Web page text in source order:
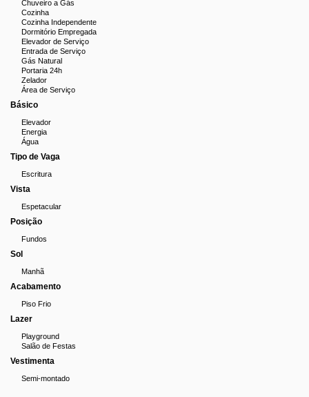
Chuveiro a Gás
Cozinha
Cozinha Independente
Dormitório Empregada
Elevador de Serviço
Entrada de Serviço
Gás Natural
Portaria 24h
Zelador
Área de Serviço
Básico
Elevador
Energia
Água
Tipo de Vaga
Escritura
Vista
Espetacular
Posição
Fundos
Sol
Manhã
Acabamento
Piso Frio
Lazer
Playground
Salão de Festas
Vestimenta
Semi-montado